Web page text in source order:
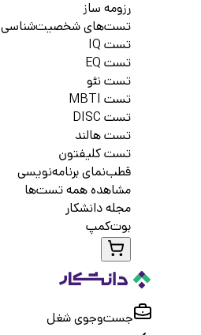
رزومه ساز
تست‌های شخصیت‌شناسی
تست IQ
تست EQ
تست نئو
تست MBTI
تست DISC
تست هالند
تست کلیفتون
قطب‌نمای برنامه‌نویسی
مشاهده همه تست‌ها
مجله دانشکار
بوت‌کمپ
جست‌و‌جوی شغل